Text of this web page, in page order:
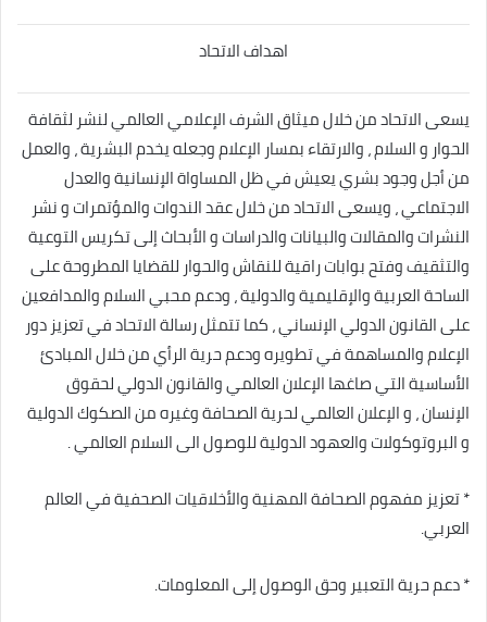
اهداف الاتحاد
يسعى الاتحاد من خلال ميثاق الشرف الإعلامي العالمي لنشر لثقافة
الحوار و السلام ، والارتقاء بمسار الإعلام وجعله يخدم البشرية ، والعمل
من أجل وجود بشري يعيش في ظل المساواة الإنسانية والعدل
الاجتماعي ، ويسعى الاتحاد من خلال عقد الندوات والمؤتمرات و نشر
النشرات والمقالات والبيانات والدراسات و الأبحاث إلى تكريس التوعية
والتثقيف وفتح بوابات راقية للنقاش والحوار للقضايا المطروحة على
الساحة العربية والإقليمية والدولية ، ودعم محبي السلام والمدافعين
على القانون الدولي الإنساني ، كما تتمثل رسالة الاتحاد في تعزيز دور
الإعلام والمساهمة في تطويره ودعم حرية الرأي من خلال المبادئ
الأساسية التي صاغها الإعلان العالمي والقانون الدولي لحقوق
الإنسان ، و الإعلان العالمي لحرية الصحافة وغيره من الصكوك الدولية
و البروتوكولات والعهود الدولية للوصول الى السلام العالمي .
* تعزيز مفهوم الصحافة المهنية والأخلاقيات الصحفية في العالم
العربي.
* دعم حرية التعبير وحق الوصول إلى المعلومات.